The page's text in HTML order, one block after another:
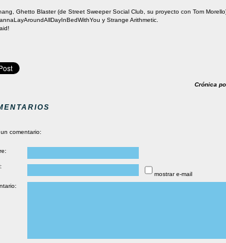
Ghetto Blaster (de Street Sweeper Social Club, su proyecto con Tom
y Strange Arithmetic.
Crónica
comentario:
mostrar e-mail